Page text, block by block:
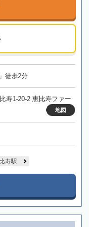
徒歩2分
寿1-20-2 恵比寿ファー
地図
寿駅